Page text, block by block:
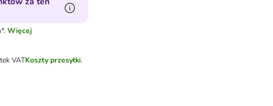
Więcej
VATKoszty przesyłki.